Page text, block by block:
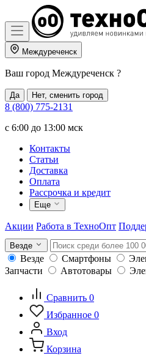
Междуреченск
Ваш город Междуреченск ?
Да Нет, сменить город
8 (800) 775-2131
c 6:00 до 13:00 мск
Контакты
Статьи
Доставка
Оплата
Рассрочка и кредит
Еще
Акции Работа в ТехноОпт
Везде
Везде Смартфоны
Запчасти
Автотовары
Сравнить 0
Избранное 0
Вход
Корзина